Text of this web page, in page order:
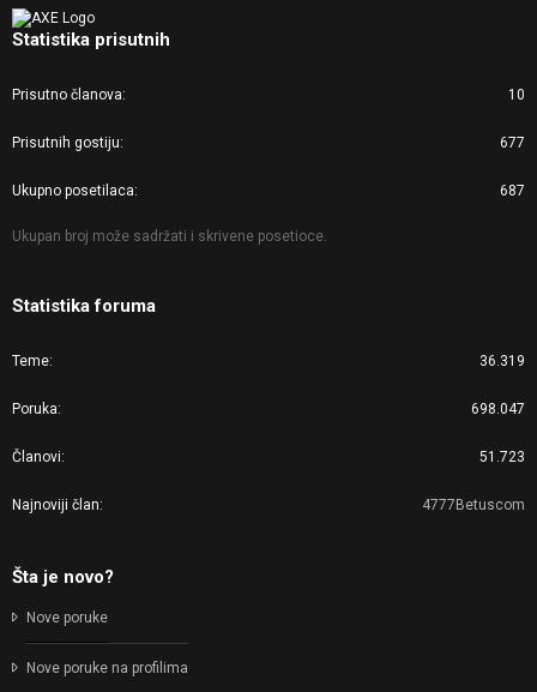
Statistika prisutnih
Prisutno članova 10
Prisutnih gostiju 677
Ukupno posetilaca 687
Ukupan broj može sadržati i skrivene posetioce.
Statistika foruma
Teme 36.319
Poruka 698.047
Članovi 51.723
Najnoviji član 4777Betuscom
Šta je novo?
Nove poruke
Nove poruke na profilima